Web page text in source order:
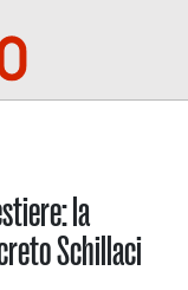
la
Schillaci